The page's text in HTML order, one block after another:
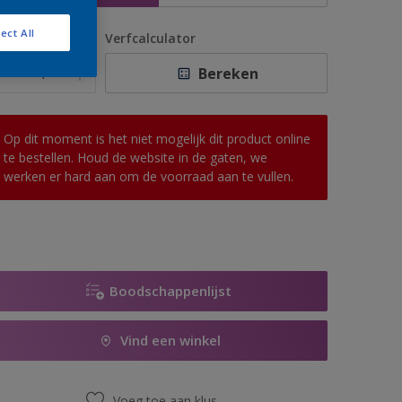
Verfcalculator
Bereken
Op dit moment is het niet mogelijk dit product online
te bestellen. Houd de website in de gaten, we
werken er hard aan om de voorraad aan te vullen.
Boodschappenlijst
Vind een winkel
All